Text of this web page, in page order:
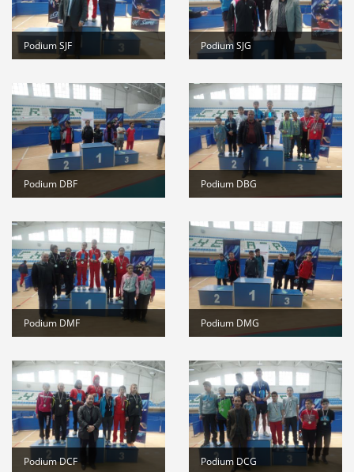
Podium SJF Podium SJG
Podium DBF Podium DBG
Podium DMF Podium DMG
Podium DCF Podium DCG